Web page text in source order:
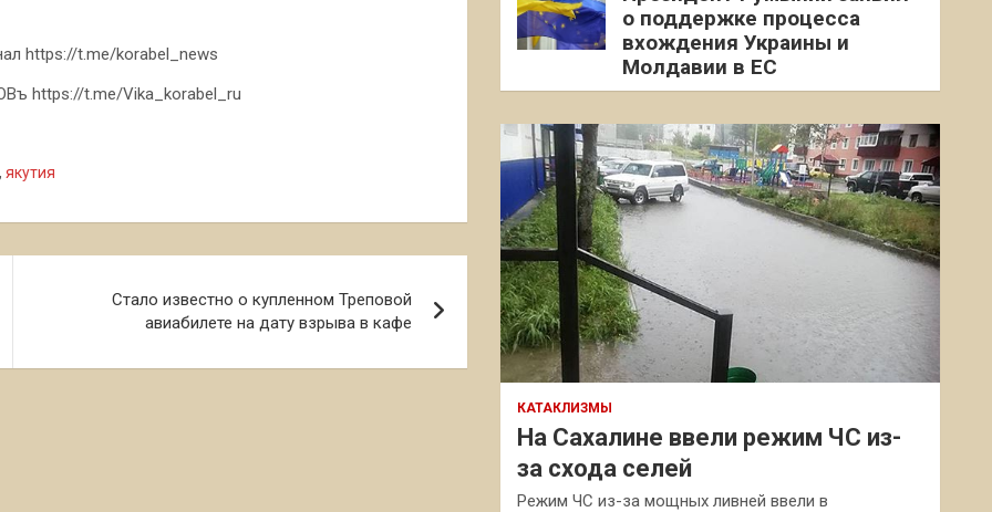
https://t.me/korabel_news
https://t.me/Vika_korabel_ru
, якутия
Стало известно о купленном Треповой
авиабилете на дату взрыва в кафе
о поддержке процесса
вхождения Украины и
Молдавии в ЕС
КАТАКЛИЗМЫ
На Сахалине ввели режим ЧС из-
за схода селей
Режим ЧС из-за мощных ливней ввели в